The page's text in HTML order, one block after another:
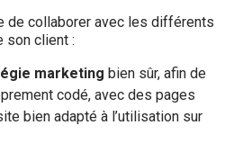
de collaborer avec les différents
son client :
marketing bien sûr, afin de
codé, avec des pages
bien adapté à l’utilisation sur